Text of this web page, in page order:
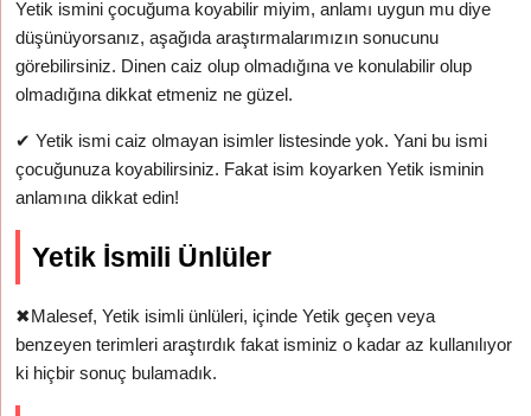
Yetik ismini çocuğuma koyabilir miyim, anlamı uygun mu diye
düşünüyorsanız, aşağıda araştırmalarımızın sonucunu
görebilirsiniz. Dinen caiz olup olmadığına ve konulabilir olup
olmadığına dikkat etmeniz ne güzel.
✔ Yetik ismi caiz olmayan isimler listesinde yok. Yani bu ismi
çocuğunuza koyabilirsiniz. Fakat isim koyarken Yetik isminin
anlamına dikkat edin!
Yetik İsmili Ünlüler
✖Malesef, Yetik isimli ünlüleri, içinde Yetik geçen veya
benzeyen terimleri araştırdık fakat isminiz o kadar az kullanılıyor
ki hiçbir sonuç bulamadık.